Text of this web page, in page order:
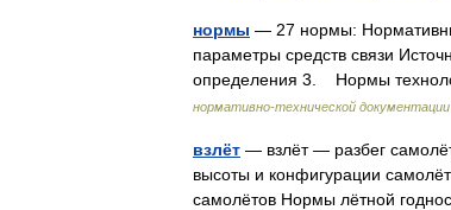
нормы — 27 нормы:
параметры средств связи
определения 3. Нормы
нормативно-технической документации
взлёт — взлёт — разбег
высоты и конфигурации
самолётов Нормы лётной